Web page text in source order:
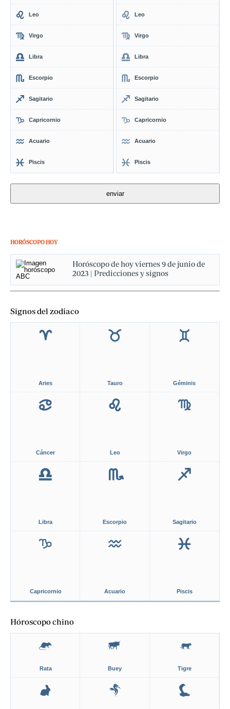
Leo
Virgo
Libra
Escorpio
Sagitario
Capricornio
Acuario
Piscis
Leo
Virgo
Libra
Escorpio
Sagitario
Capricornio
Acuario
Piscis
HORÓSCOPO HOY
Horóscopo de hoy viernes 9 de junio de
2023 | Predicciones y signos
Signos del zodiaco
Aries Tauro Géminis
Cáncer Leo Virgo
Libra Escorpio Sagitario
Capricornio Acuario Piscis
Hóroscopo chino
Rata Buey Tigre